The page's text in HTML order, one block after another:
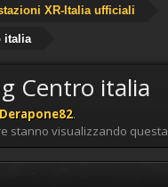
XR-Italia ufficiali
italia
Centro italia
Derapone82.
stanno visualizzando